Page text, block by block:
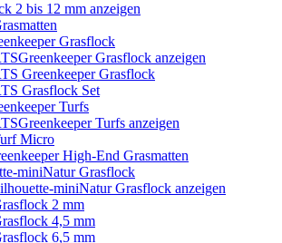
2 bis 12 mm anzeigen
Grasflock
Grasflock anzeigen
Greenkeeper Grasflock
Grasflock Set
Turfs
Turfs anzeigen
Micro
High-End Grasmatten
miniNatur Grasflock
miniNatur Grasflock anzeigen
2 mm
4,5 mm
6,5 mm